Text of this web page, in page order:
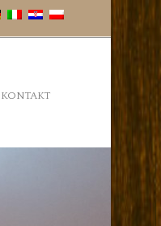
KONTAKT